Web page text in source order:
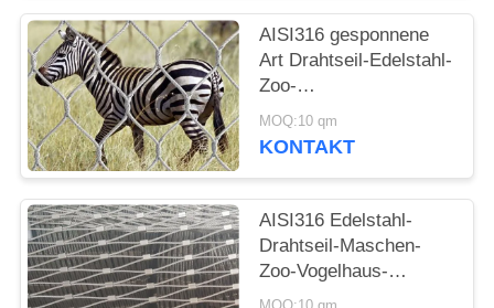
AISI316 gesponnene
Art Drahtseil-Edelstahl-
Zoo-
Masche/Tiereinschließungs-
Fechten
MOQ:10 qm
KONTAKT
AISI316 Edelstahl-
Drahtseil-Maschen-
Zoo-Vogelhaus-
Filetarbeit des Grad-